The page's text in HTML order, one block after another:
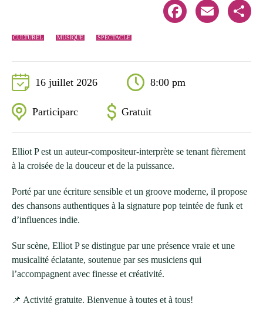
CULTUREL MUSIQUE SPECTACLE
Facebook Email Share
16 juillet 2026 8:00 pm
Participarc Gratuit
Elliot P est un auteur-compositeur-interprète se tenant fièrement
à la croisée de la douceur et de la puissance.
Porté par une écriture sensible et un groove moderne, il propose
des chansons authentiques à la signature pop teintée de funk et
d’influences indie.
Sur scène, Elliot P se distingue par une présence vraie et une
musicalité éclatante, soutenue par ses musiciens qui
l’accompagnent avec finesse et créativité.
📌 Activité gratuite. Bienvenue à toutes et à tous!